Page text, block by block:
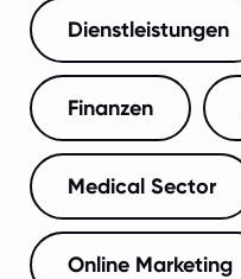
Dienstleistungen
Finanzen
Medical Sector
Online Marketing